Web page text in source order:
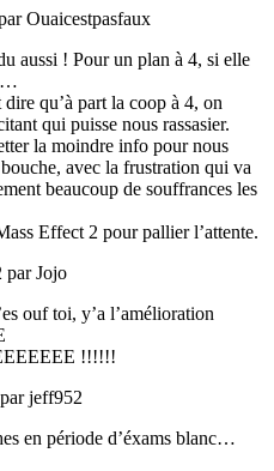
Ouaicestpasfaux
aussi ! Pour un plan à 4, si elle
qu’à part la coop à 4, on
qui puisse nous rassasier.
la moindre info pour nous
avec la frustration qui va
beaucoup de souffrances les
Effect 2 pour pallier l’attente.
par Jojo
ouf toi, y’a l’amélioration
!!!!!!
jeff952
en période d’éxams blanc…